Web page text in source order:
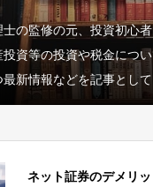
の監修の元、投資初心
資等の投資や税金につい
新情報などを記事とし
ネット証券のデメリ